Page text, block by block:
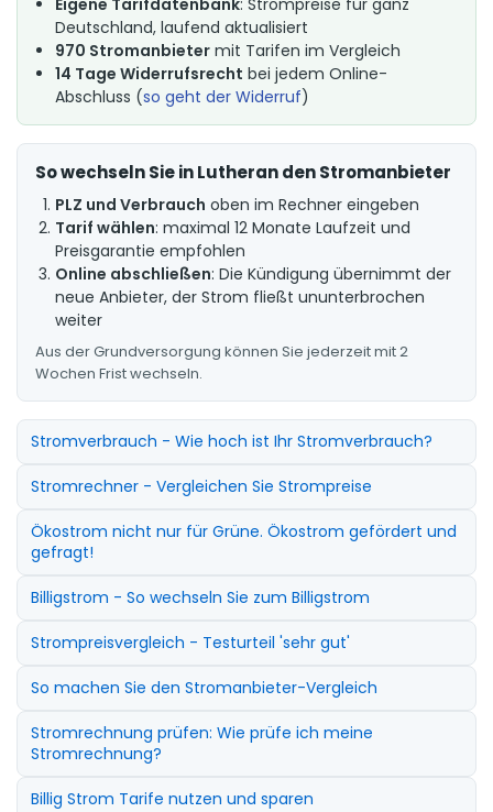
Deutschland, laufend aktualisiert
970 Stromanbieter mit Tarifen im Vergleich
14 Tage Widerrufsrecht bei jedem Online-
Abschluss (so geht der Widerruf)
So wechseln Sie in Lutheran den Stromanbieter
PLZ und Verbrauch oben im Rechner eingeben
Tarif wählen: maximal 12 Monate Laufzeit und
Preisgarantie empfohlen
Online abschließen: Die Kündigung übernimmt der
neue Anbieter, der Strom fließt ununterbrochen
weiter
Aus der Grundversorgung können Sie jederzeit mit 2
Wochen Frist wechseln.
Stromverbrauch - Wie hoch ist Ihr Stromverbrauch?
Stromrechner - Vergleichen Sie Strompreise
Ökostrom nicht nur für Grüne. Ökostrom gefördert und
gefragt!
Billigstrom - So wechseln Sie zum Billigstrom
Strompreisvergleich - Testurteil 'sehr gut'
So machen Sie den Stromanbieter-Vergleich
Stromrechnung prüfen: Wie prüfe ich meine
Stromrechnung?
Billig Strom Tarife nutzen und sparen